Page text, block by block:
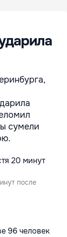
сумели
после
96 человек